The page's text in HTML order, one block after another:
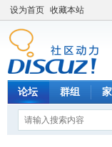
设为首页 收藏本站
论坛 群组